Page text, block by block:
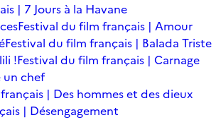
| 7 Jours à la Havane
Festival du film français | Amour
Festival du film français | Balada Triste
!Festival du film français | Carnage
un chef
| Des hommes et des dieux
| Désengagement